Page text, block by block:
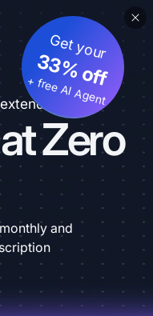
Zero
Get your
33% off
+ free AI Agent
and